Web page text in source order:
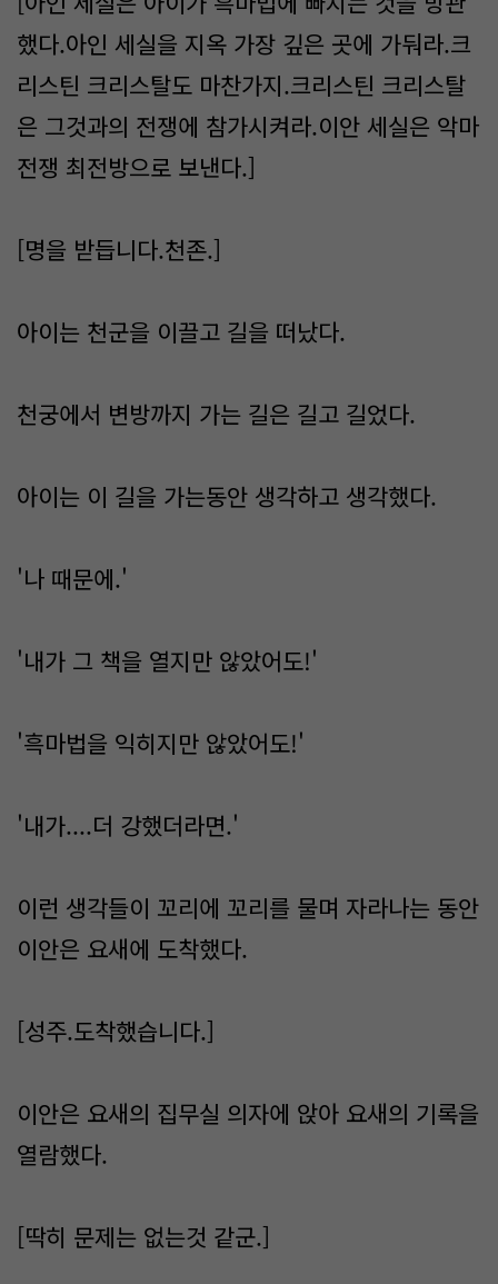
했다.아인 세실을 지옥 가장 깊은 곳에 가둬라.크
리스틴 크리스탈도 마찬가지.크리스틴 크리스탈
은 그것과의 전쟁에 참가시켜라.이안 세실은 악마
전쟁 최전방으로 보낸다.]
[명을 받듭니다.천존.]
아이는 천군을 이끌고 길을 떠났다.
천궁에서 변방까지 가는 길은 길고 길었다.
아이는 이 길을 가는동안 생각하고 생각했다.
'나 때문에.'
'내가 그 책을 열지만 않았어도!'
'흑마법을 익히지만 않았어도!'
'내가....더 강했더라면.'
이런 생각들이 꼬리에 꼬리를 물며 자라나는 동안
이안은 요새에 도착했다.
[성주.도착했습니다.]
이안은 요새의 집무실 의자에 앉아 요새의 기록을
열람했다.
[딱히 문제는 없는것 같군.]